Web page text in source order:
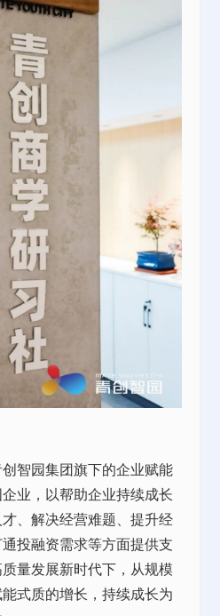
智园集团旗下的企业赋能
业，以帮助企业持续成长
、解决经营难题、提升经
投融资需求等方面提供支
量发展新时代下，从规模
式质的增长，持续成长为